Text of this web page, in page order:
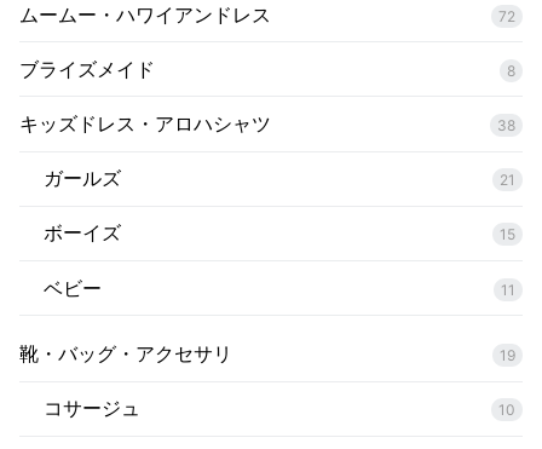
ムームー・ハワイアンドレス 72
ブライズメイド 8
キッズドレス・アロハシャツ 38
ガールズ 21
ボーイズ 15
ベビー 11
靴・バッグ・アクセサリ 19
コサージュ 10